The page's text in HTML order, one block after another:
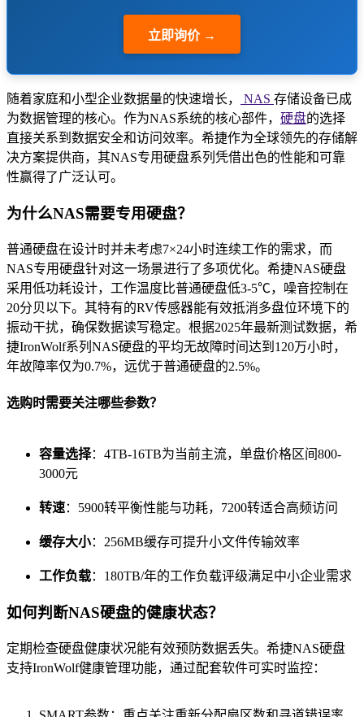
立即询价 →
随着家庭和小型企业数据量的快速增长， NAS 存储设备已成
为数据管理的核心。作为NAS系统的核心部件， 硬盘的选择
直接关系到数据安全和访问效率。希捷作为全球领先的存储解
决方案提供商，其NAS专用硬盘系列凭借出色的性能和可靠
性赢得了广泛认可。
为什么NAS需要专用硬盘？
普通硬盘在设计时并未考虑7×24小时连续工作的需求，而
NAS专用硬盘针对这一场景进行了多项优化。希捷NAS硬盘
采用低功耗设计，工作温度比普通硬盘低3-5℃，噪音控制在
20分贝以下。其特有的RV传感器能有效抵消多盘位环境下的
振动干扰，确保数据读写稳定。根据2025年最新测试数据，希
捷IronWolf系列NAS硬盘的平均无故障时间达到120万小时，
年故障率仅为0.7%，远优于普通硬盘的2.5%。
选购时需要关注哪些参数？
容量选择：4TB-16TB为当前主流，单盘价格区间800-
3000元
转速：5900转平衡性能与功耗，7200转适合高频访问
缓存大小：256MB缓存可提升小文件传输效率
工作负载：180TB/年的工作负载评级满足中小企业需求
如何判断NAS硬盘的健康状态？
定期检查硬盘健康状况能有效预防数据丢失。希捷NAS硬盘
支持IronWolf健康管理功能，通过配套软件可实时监控：